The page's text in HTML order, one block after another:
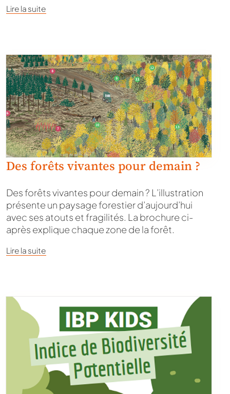
Lire la suite
Des forêts vivantes pour demain ?
Des forêts vivantes pour demain ? L’illustration
présente un paysage forestier d’aujourd’hui
avec ses atouts et fragilités. La brochure ci-
après explique chaque zone de la forêt.
Lire la suite